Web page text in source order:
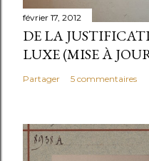
n
c
o
m
n
t
février 17, 2012
DE LA
LUXE (MISE À
Partager 5 commentaires